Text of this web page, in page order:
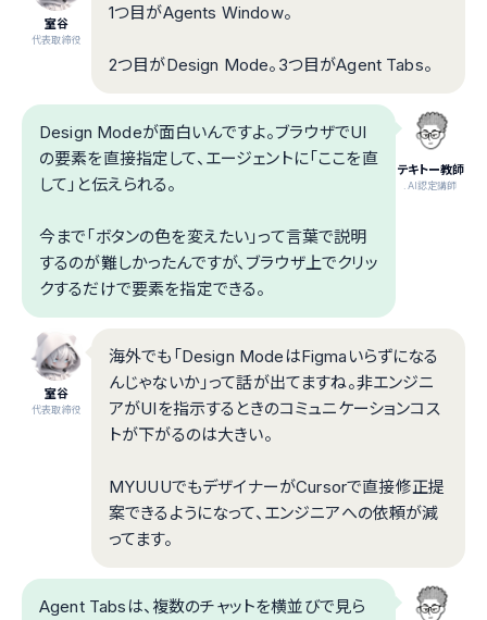
室谷
代表取締役
1つ目がAgents Window。
2つ目がDesign Mode。3つ目がAgent Tabs。
テキトー教師
.AI認定講師
Design Modeが面白いんですよ。ブラウザでUI
の要素を直接指定して、エージェントに「ここを直
して」と伝えられる。
今まで「ボタンの色を変えたい」って言葉で説明
するのが難しかったんですが、ブラウザ上でクリッ
クするだけで要素を指定できる。
室谷
代表取締役
海外でも「Design ModeはFigmaいらずになる
んじゃないか」って話が出てますね。非エンジニ
アがUIを指示するときのコミュニケーションコス
トが下がるのは大きい。
MYUUUでもデザイナーがCursorで直接修正提
案できるようになって、エンジニアへの依頼が減
ってます。
Agent Tabsは、複数のチャットを横並びで見ら